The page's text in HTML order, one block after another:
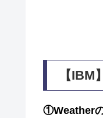
【
①Weather